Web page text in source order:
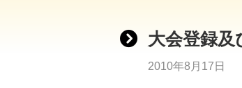
大会登録及
2010年8月17日